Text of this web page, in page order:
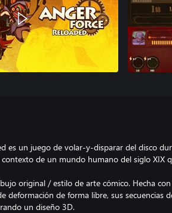
es un juego de volar-y-disparar del disco
contexto de un mundo humano del siglo XIX
original / estilo de arte cómico. Hecha
deformación de forma libre, sus secuencias
un diseño 3D.